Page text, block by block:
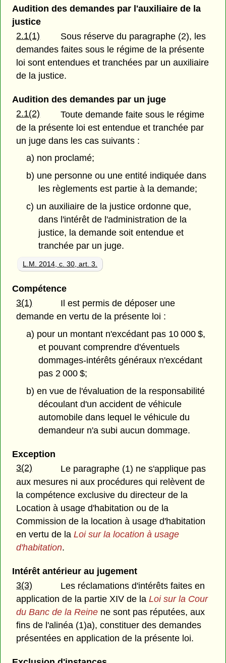
Audition des demandes par l'auxiliaire de la
justice
2.1(1)
Sous réserve du paragraphe (2), les
demandes faites sous le régime de la présente
loi sont entendues et tranchées par un auxiliaire
de la justice.
Audition des demandes par un juge
2.1(2)
Toute demande faite sous le régime
de la présente loi est entendue et tranchée par
un juge dans les cas suivants :
a) non proclamé;
b) une personne ou une entité indiquée dans
les règlements est partie à la demande;
c) un auxiliaire de la justice ordonne que,
dans l'intérêt de l'administration de la
justice, la demande soit entendue et
tranchée par un juge.
L.M. 2014, c. 30, art. 3.
Compétence
3(1)
Il est permis de déposer une
demande en vertu de la présente loi :
a) pour un montant n'excédant pas 10 000 $,
et pouvant comprendre d'éventuels
dommages-intérêts généraux n'excédant
pas 2 000 $;
b) en vue de l'évaluation de la responsabilité
découlant d'un accident de véhicule
automobile dans lequel le véhicule du
demandeur n'a subi aucun dommage.
Exception
3(2)
Le paragraphe (1) ne s'applique pas
aux mesures ni aux procédures qui relèvent de
la compétence exclusive du directeur de la
Location à usage d'habitation ou de la
Commission de la location à usage d'habitation
en vertu de laLoi sur la location à usage
d'habitation.
Intérêt antérieur au jugement
3(3)
Les réclamations d'intérêts faites en
application de la partie XIV de la Loi sur la Cour
du Banc de la Reine ne sont pas réputées, aux
fins de l'alinéa (1)a), constituer des demandes
présentées en application de la présente loi.